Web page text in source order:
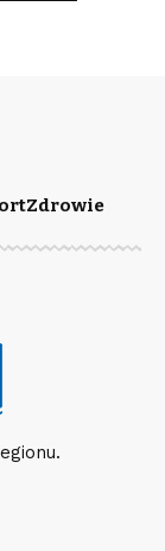
Zdrowie